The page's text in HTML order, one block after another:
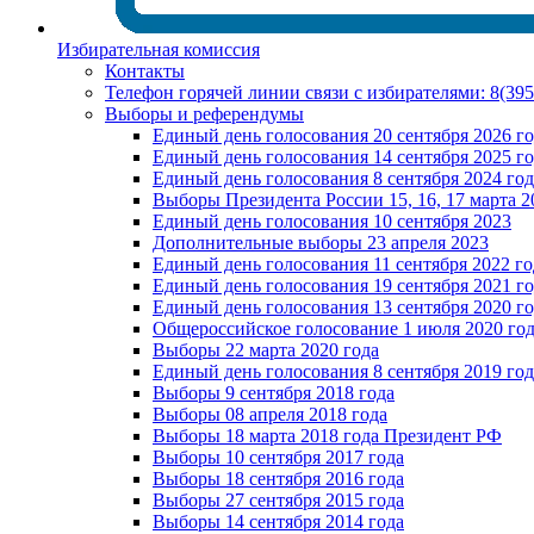
Избирательная комиссия
Контакты
Телефон горячей линии связи с избирателями:
Выборы и референдумы
Единый день голосования 20 сентября 2026
Единый день голосования 14 сентября 2025
Единый день голосования 8 сентября 2024
Выборы Президента России 15, 16, 17 марта
Единый день голосования 10 сентября 2023
Дополнительные выборы 23 апреля 2023
Единый день голосования 11 сентября 2022
Единый день голосования 19 сентября 2021
Единый день голосования 13 сентября 2020
Общероссийское голосование 1 июля 2020
Выборы 22 марта 2020 года
Единый день голосования 8 сентября 2019
Выборы 9 сентября 2018 года
Выборы 08 апреля 2018 года
Выборы 18 марта 2018 года Президент РФ
Выборы 10 сентября 2017 года
Выборы 18 сентября 2016 года
Выборы 27 сентября 2015 года
Выборы 14 сентября 2014 года